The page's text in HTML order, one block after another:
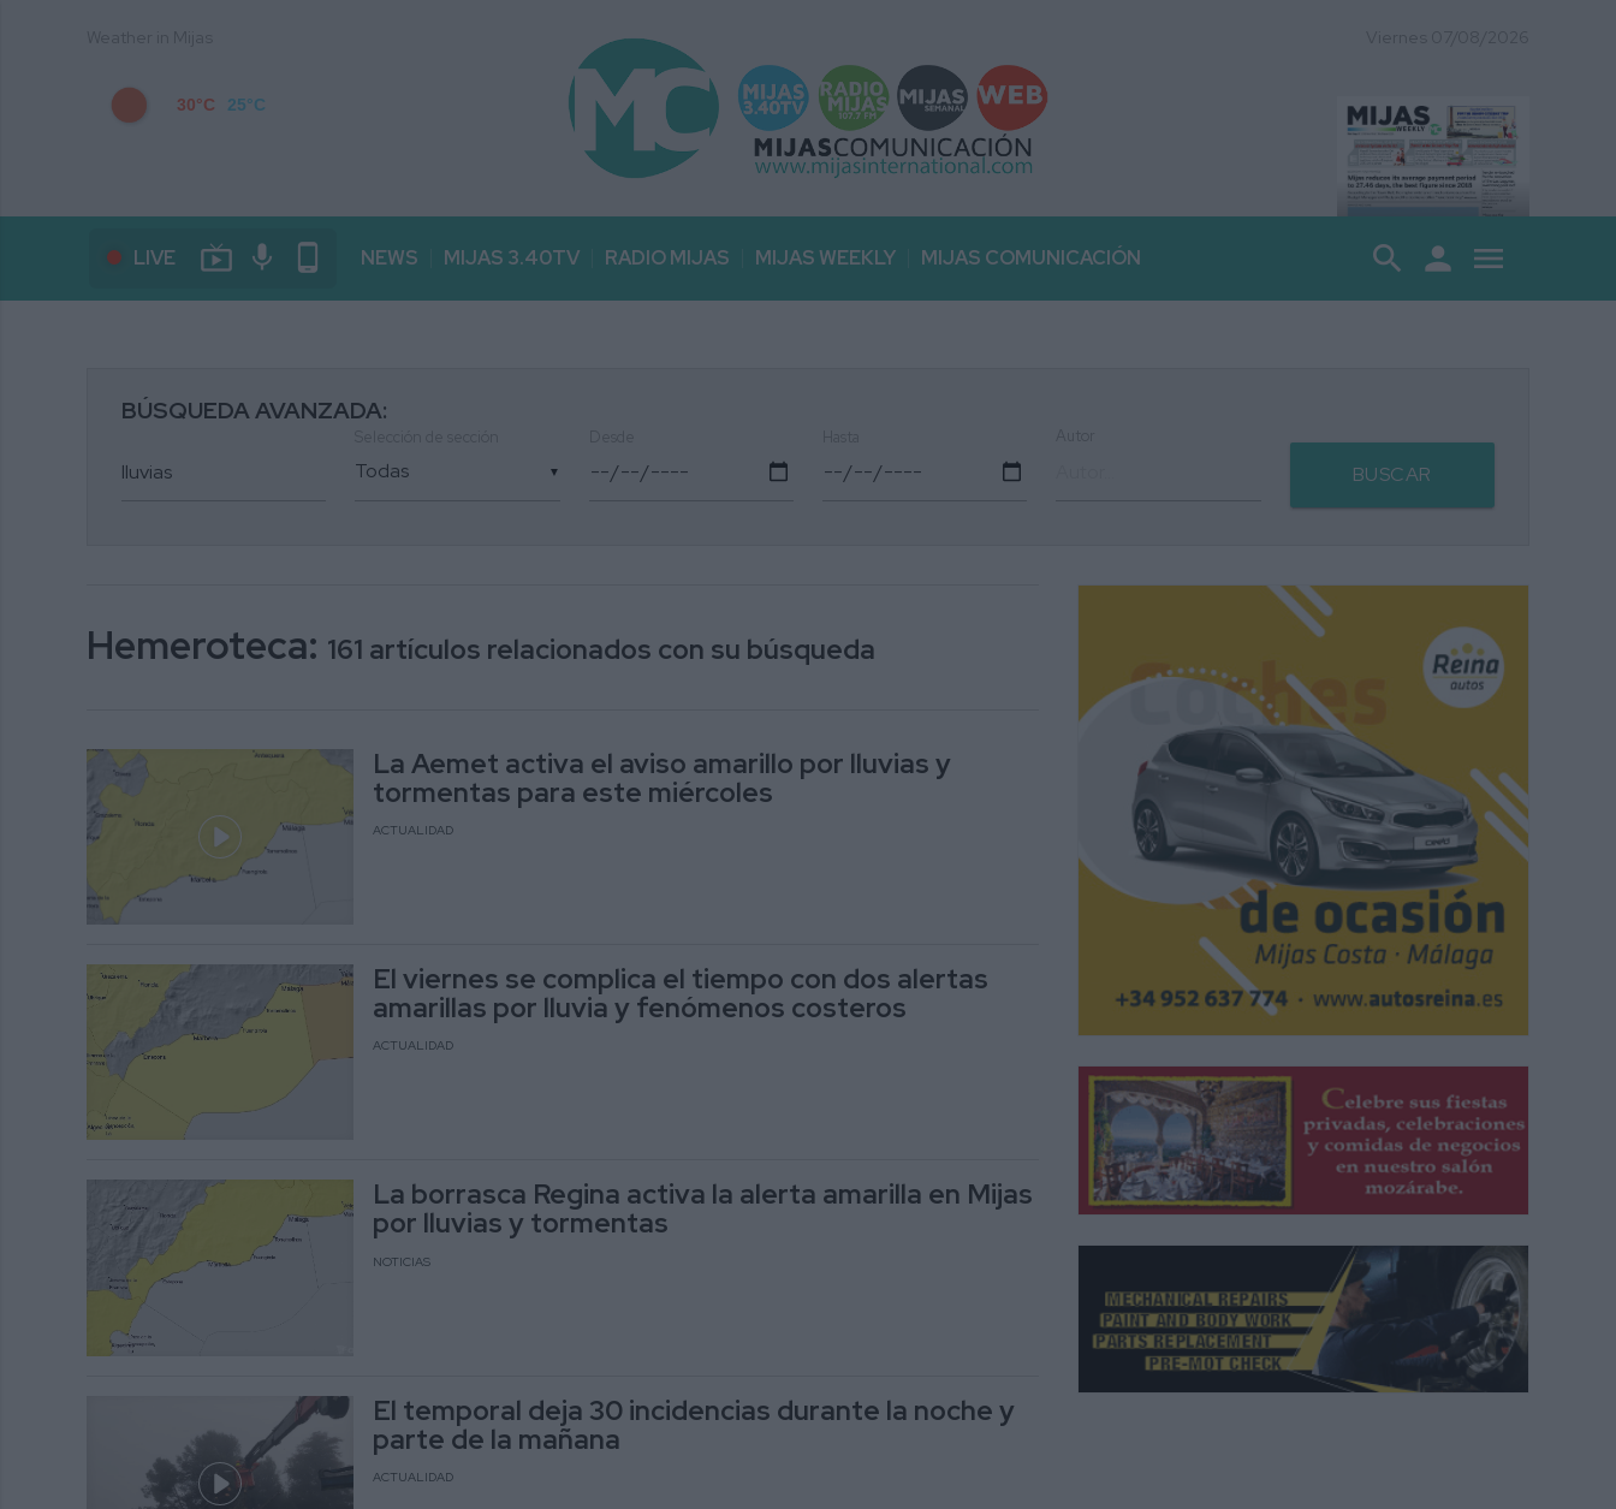
30°C 25°C
LIVE live_tv mic phone_android NEWS MIJAS 3.40TV RADIO MIJAS MIJAS WEEKLY MIJAS COMUNICACIÓN search person menu
BÚSQUEDA AVANZADA:
▼ BUSCAR
Hemeroteca: 161 artículos relacionados con su búsqueda
La Aemet activa el aviso amarillo por lluvias y
tormentas para este miércoles
ACTUALIDAD
El viernes se complica el tiempo con dos alertas
amarillas por lluvia y fenómenos costeros
ACTUALIDAD
La borrasca Regina activa la alerta amarilla en Mijas
por lluvias y tormentas
NOTICIAS
El temporal deja 30 incidencias durante la noche y
parte de la mañana
ACTUALIDAD